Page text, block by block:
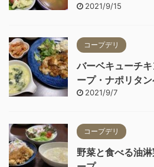
2021/9/15
コープデリ
バーベキューチ
ープ・ナポリタ
2021/9/7
コープデリ
野菜と食べる油